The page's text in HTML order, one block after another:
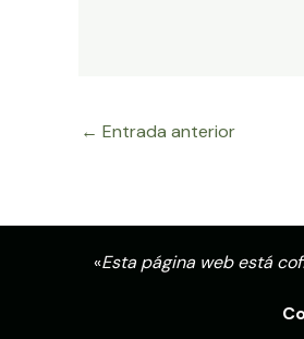
← Entrada anterior
«Esta página web está